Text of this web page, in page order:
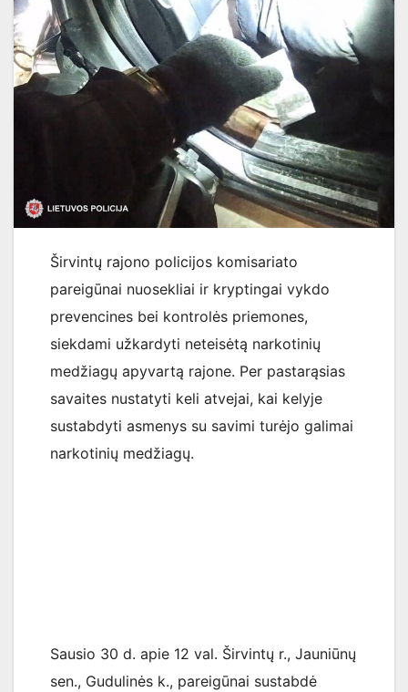
Širvintų rajono policijos komisariato
pareigūnai nuosekliai ir kryptingai vykdo
prevencines bei kontrolės priemones,
siekdami užkardyti neteisėtą narkotinių
medžiagų apyvartą rajone. Per pastarąsias
savaites nustatyti keli atvejai, kai kelyje
sustabdyti asmenys su savimi turėjo galimai
narkotinių medžiagų.
Sausio 30 d. apie 12 val. Širvintų r., Jauniūnų
sen., Gudulinės k., pareigūnai sustabdė